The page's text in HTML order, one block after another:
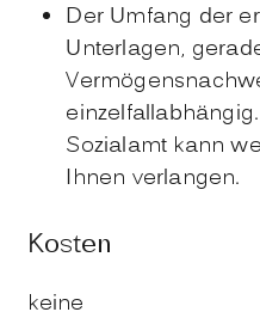
Der Umfang der
Unterlagen,
Sozialamt kann
Ihnen verlangen.
Kosten
keine